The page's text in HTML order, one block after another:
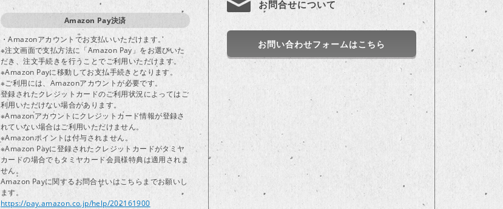
Amazon Pay決済
・Amazonアカウントでお支払いいただけます。
※注文画面で支払方法に「Amazon Pay」をお選びいた
だき、注文手続きを行うことでご利用いただけます。
※Amazon Payに移動してお支払手続きとなります。
※ご利用には、Amazonアカウントが必要です。
登録されたクレジットカードのご利用状況によってはご
利用いただけない場合があります。
※Amazonアカウントにクレジットカード情報が登録さ
れていない場合はご利用いただけません。
※Amazonポイントは付与されません。
※Amazon Payに登録されたクレジットカードがタミヤ
カードの場合でもタミヤカード会員様特典は適用されま
せん。
Amazon Payに関するお問合せいはこちらまでお願いし
ます。
https://pay.amazon.co.jp/help/202161900
お問合せについて
お問い合わせフォームはこちら